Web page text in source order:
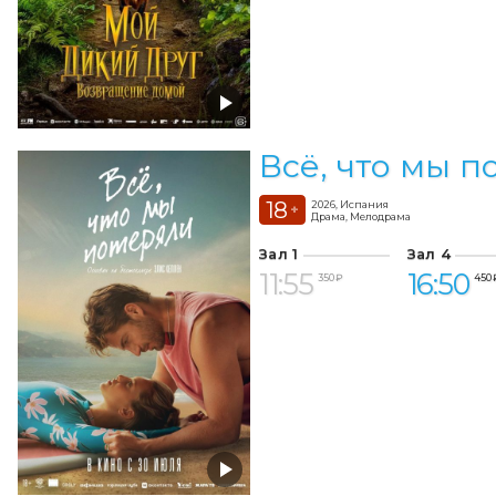
Всё, что мы
18 +
2026, Испания
Драма, Мелодрама
Зал 1
11:55 350 ₽
Зал 4
16:50 450